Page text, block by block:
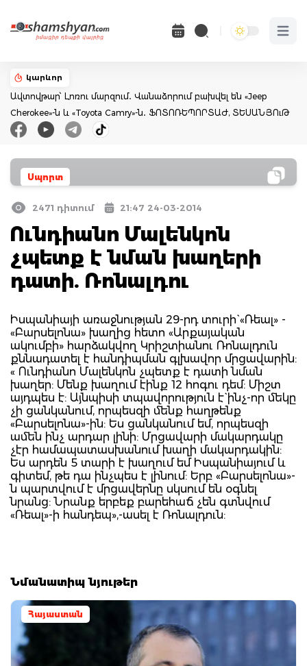
Open
կարևոր
Ավտովթար՝ Լոռու մարզում․ Վանաձորում բախվել են «Jeep
Cherokee»-ն և «Toyota Camry»-ն․ ՖՈՏՈՌԵՊՈՐՏԱԺ, ՏԵՍԱՆՅՈւԹ
Սպորտ
2471 դիտում 21:47 24-03-2014
Ունդիանո Մալենկոն
չպետք է նման խաղերի
դատի. Ռոնալդու
Իսպանիայի առաջնության 29-րդ տուրի` «Ռեալ» -
«Բարսելոնա» խաղից հետո «Արքայական
ակումբի» հարձակվող Կրիշտիանու Ռոնալդուն
քննադատել է հանդիպման գլխավոր մրցավարին:
« Ունդիանո Մալենկոն չպետք է դատի նման
խաղեր: Մենք խաղում էինք 12 հոգու դեմ: Միշտ
այդպես է: Այնպիսի տպավորություն է` ինչ-որ մեկը
չի ցանկանում, որպեսզի մենք հաղթենք
«Բարսելոնա»-ին: Ես ցանկանում եմ, որպեսզի
ամեն ինչ արդար լինի: Մրցավարի մակարդակը
չէր համապատասխանում խաղի մակարդակին:
Ես արդեն 5 տարի է խաղում եմ Իսպանիայում և
գիտեմ, թե դա ինչպես է լինում: Երբ «Բարսելոնա»-
ն պարտվում է մրցավերնը սկսում են օգնել
նրանց: Նրանք երբեք բարեհաճ չեն գտնվում
«Ռեալ»-ի հանդեպ»,-ասել է Ռոնալդուն:
Նմանատիպ նյութեր
Հայաստան